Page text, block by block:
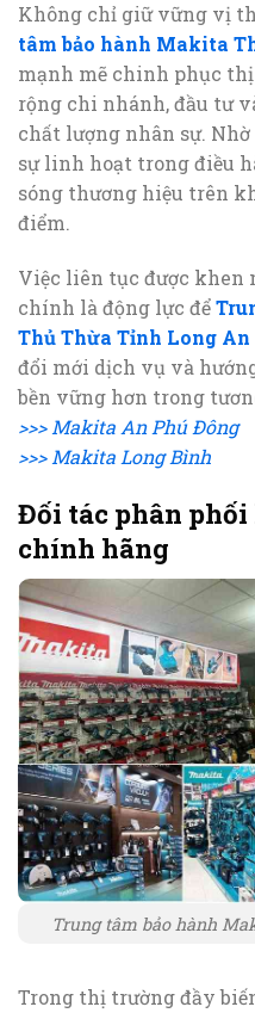
Không chỉ giữ vững vị
tâm bảo hành Makita
mạnh mẽ chinh phục
rộng chi nhánh, đầu tư
chất lượng nhân sự.
sự linh hoạt trong điều
sóng thương hiệu trên
điểm.
Việc liên tục được khen
chính là động lực để
Thủ Thừa Tỉnh Long An
đổi mới dịch vụ và
bền vững hơn trong
>>> Makita An Phú Đông
>>> Makita Long Bình
Đối tác phân phối
chính hãng
Trung tâm bảo hành
Trong thị trường đầy